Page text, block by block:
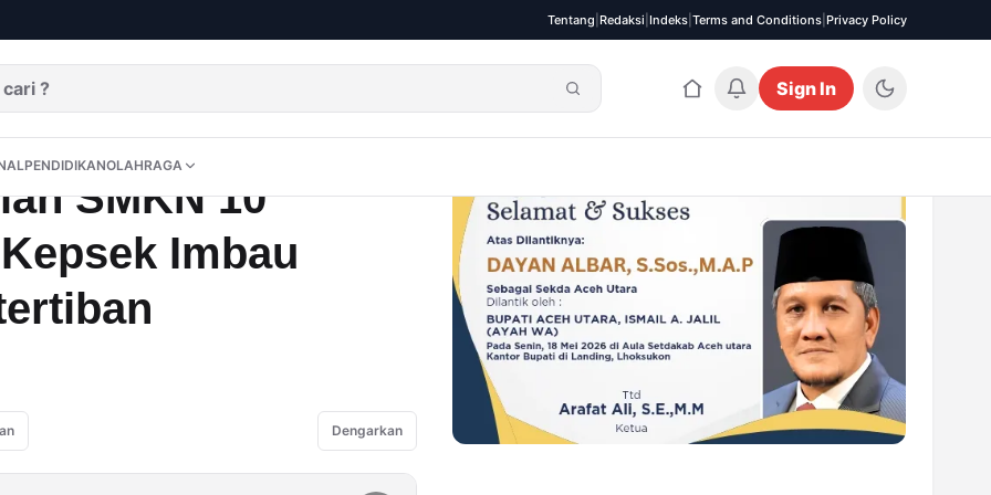
Tentang Redaksi Indeks Terms and Conditions Privacy Policy
OPININUSANTARAINTERNASIONALPENDIDIKANOLAHRAGA
Sign In
PENDIDIKANOLAHRAGA
Tuntas, Kepsek Imbau Siswa Jaga Ketertiban
SMKN 10
Imbau
Dengarkan